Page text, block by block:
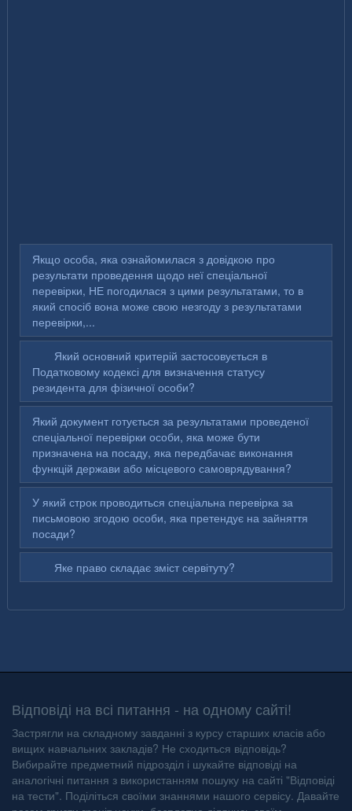
Якщо особа, яка ознайомилася з довідкою про
результати проведення щодо неї спеціальної
перевірки, НЕ погодилася з цими результатами, то в
який спосіб вона може свою незгоду з результатами
перевірки,...
Який основний критерій застосовується в
Податковому кодексі для визначення статусу
резидента для фізичної особи?
Який документ готується за результатами проведеної
спеціальної перевірки особи, яка може бути
призначена на посаду, яка передбачає виконання
функцій держави або місцевого самоврядування?
У який строк проводиться спеціальна перевірка за
письмовою згодою особи, яка претендує на зайняття
посади?
Яке право складає зміст сервітуту?
Відповіді на всі питання - на одному сайті!
Застрягли на складному завданні з курсу старших класів або
вищих навчальних закладів? Не сходиться відповідь?
Вибирайте предметний підрозділ і шукайте відповіді на
аналогічні питання з використанням пошуку на сайті "Відповіді
на тести". Поділіться своїми знаннями нашого сервісу. Давайте